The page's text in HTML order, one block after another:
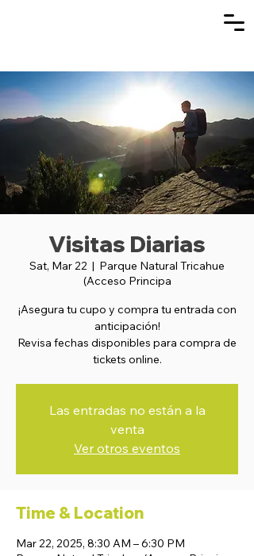
Visitas Diarias
Sat, Mar 22
  |
Parque Natural Tricahue
(Acceso Principa
¡Asegura tu cupo y compra tu entrada con
anticipación!
Revisa fechas disponibles para compra de
tickets online.
Las entradas no están a la
venta
Ver otros eventos
Time & Location
Mar 22, 2025, 8:30 AM – 6:30 PM